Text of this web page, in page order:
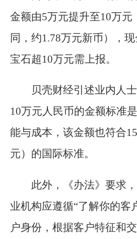
金额由5万元提升至10万元
同，约1.78万元新币），
宝石超10万元需上报。
贝壳财经引述业内人
10万元人民币的金额标准
能与成本，该金额也符合
元）的国际标准。
此外，《办法》要求
业机构应遵循“了解你的客
户身份，根据客户特征和